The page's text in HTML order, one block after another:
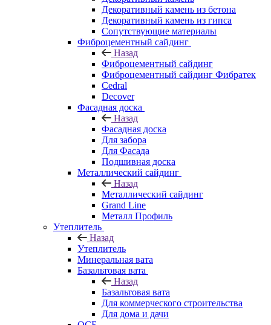
Декоративный камень из бетона
Декоративный камень из гипса
Сопутствующие материалы
Фиброцементный сайдинг
Назад
Фиброцементный сайдинг
Фиброцементный сайдинг Фибратек
Cedral
Decover
Фасадная доска
Назад
Фасадная доска
Для забора
Для Фасада
Подшивная доска
Металлический сайдинг
Назад
Металлический сайдинг
Grand Line
Металл Профиль
Утеплитель
Назад
Утеплитель
Минеральная вата
Базальтовая вата
Назад
Базальтовая вата
Для коммерческого строительства
Для дома и дачи